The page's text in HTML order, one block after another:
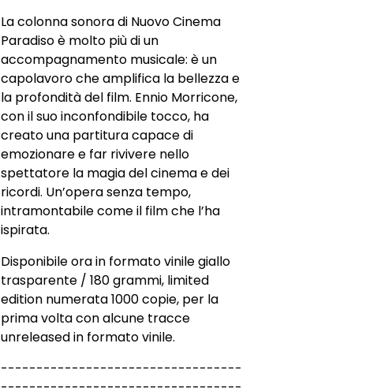
La colonna sonora di Nuovo Cinema
Paradiso è molto più di un
accompagnamento musicale: è un
capolavoro che amplifica la bellezza e
la profondità del film. Ennio Morricone,
con il suo inconfondibile tocco, ha
creato una partitura capace di
emozionare e far rivivere nello
spettatore la magia del cinema e dei
ricordi. Un’opera senza tempo,
intramontabile come il film che l’ha
ispirata.
Disponibile ora in formato vinile giallo
trasparente / 180 grammi, limited
edition numerata 1000 copie, per la
prima volta con alcune tracce
unreleased in formato vinile.
----------------------------------